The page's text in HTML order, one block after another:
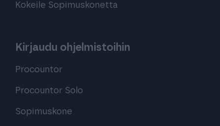
Kokeile Sopimuskonetta
Kirjaudu ohjelmistoihin
Procountor
Procountor Solo
Sopimuskone